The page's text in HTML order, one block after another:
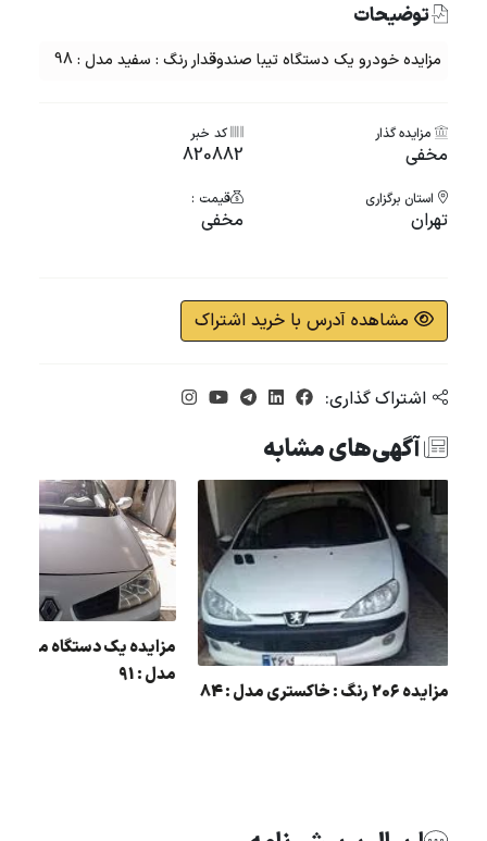
توضیحات
مزایده خودرو یک دستگاه تیبا صندوقدار رنگ : سفید مدل : 98
مزایده گذار
مخفی
کد خبر
820882
استان برگزاری
تهران
قیمت :
مخفی
مشاهده آدرس با خرید اشتراک
اشتراک گذاری:
آگهی‌های مشابه
مزایده یک دستگاه
مدل : 91
مزایده 206 رنگ : خاکستری مدل : 84